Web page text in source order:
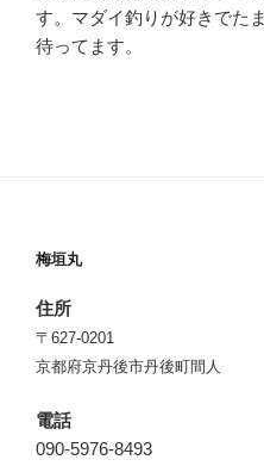
す。マダイ釣りが好きでた
待ってます。
梅垣丸
住所
〒627-0201
京都府京丹後市丹後町間人
電話
090-5976-8493